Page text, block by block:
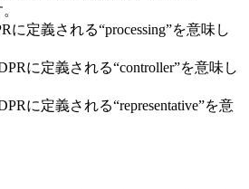
に定義される“processing”を意味し
に定義される“controller”を意味し
に定義される“representative”を意